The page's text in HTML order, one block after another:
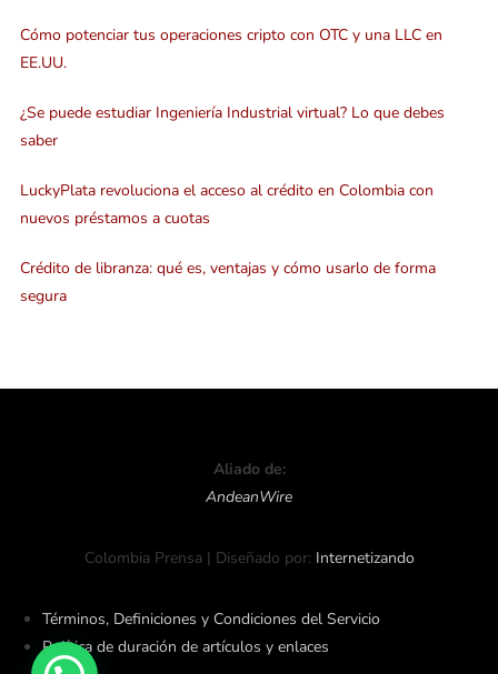
Cómo potenciar tus operaciones cripto con OTC y una LLC en
EE.UU.
¿Se puede estudiar Ingeniería Industrial virtual? Lo que debes
saber
LuckyPlata revoluciona el acceso al crédito en Colombia con
nuevos préstamos a cuotas
Crédito de libranza: qué es, ventajas y cómo usarlo de forma
segura
Aliado de:
AndeanWire
Colombia Prensa | Diseñado por: Internetizando
Términos, Definiciones y Condiciones del Servicio
Política de duración de artículos y enlaces